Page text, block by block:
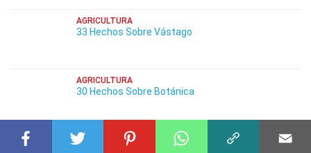
AGRICULTURA
33 Hechos Sobre Vástago
AGRICULTURA
30 Hechos Sobre Botánica
AGRICULTURA